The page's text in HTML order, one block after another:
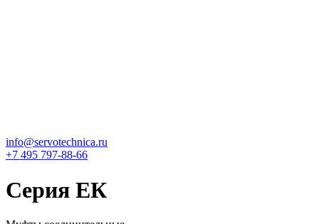
info@servotechnica.ru
+7 495 797-88-66
Серия ЕК